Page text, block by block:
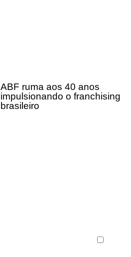
ABF ruma aos 40 anos
impulsionando o franchising
brasileiro